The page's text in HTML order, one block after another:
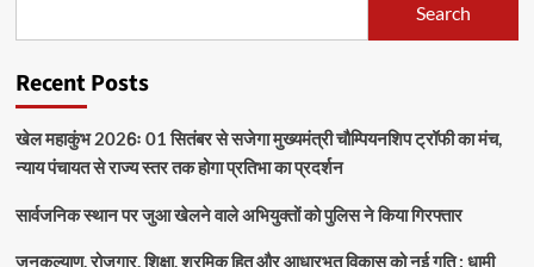
Search
Recent Posts
खेल महाकुंभ 2026ः 01 सितंबर से सजेगा मुख्यमंत्री चौम्पियनशिप ट्रॉफी का मंच,
न्याय पंचायत से राज्य स्तर तक होगा प्रतिभा का प्रदर्शन
सार्वजनिक स्थान पर जुआ खेलने वाले अभियुक्तों को पुलिस ने किया गिरफ्तार
जनकल्याण, रोजगार, शिक्षा, श्रमिक हित और आधारभूत विकास को नई गति : धामी